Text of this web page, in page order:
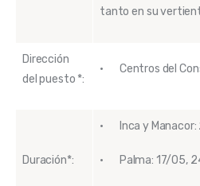
tanto en su
Dirección
del puesto *:
· Centros del
Duración*:
· Inca y
· Palma: 17/05,